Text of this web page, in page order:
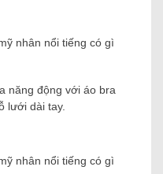
năng động với áo bra
lưới dài tay.